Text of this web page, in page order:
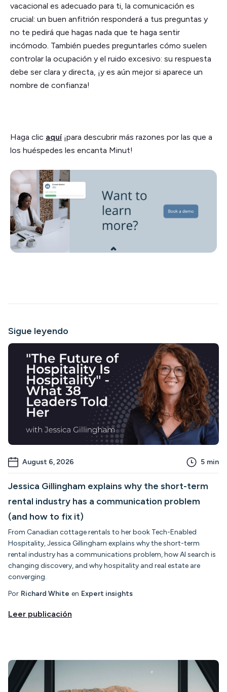
vacacional es adecuado para ti, la comunicación es
crucial: un buen anfitrión responderá a tus preguntas y
no te pedirá que hagas nada que te haga sentir
incómodo. También puedes preguntarles cómo suelen
controlar la ocupación y el ruido excesivo: su respuesta
debe ser clara y directa, ¡y es aún mejor si aparece un
nombre de confianza!
Haga clic aquí¡para descubrir más razones por las que a
los huéspedes les encanta Minut!
Sigue leyendo
August 6, 2026 5 min
Jessica Gillingham explains why the short-term
rental industry has a communication problem
(and how to fix it)
From Canadian cottage rentals to her book Tech-Enabled
Hospitality, Jessica Gillingham explains why the short-term
rental industry has a communications problem, how AI search is
changing discovery, and why hospitality and real estate are
converging.
Por Richard White en Expert insights
Leer publicación